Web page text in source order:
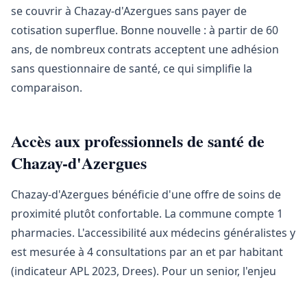
se couvrir à Chazay-d'Azergues sans payer de
cotisation superflue. Bonne nouvelle : à partir de 60
ans, de nombreux contrats acceptent une adhésion
sans questionnaire de santé, ce qui simplifie la
comparaison.
Accès aux professionnels de santé de
Chazay-d'Azergues
Chazay-d'Azergues bénéficie d'une offre de soins de
proximité plutôt confortable. La commune compte 1
pharmacies. L'accessibilité aux médecins généralistes y
est mesurée à 4 consultations par an et par habitant
(indicateur APL 2023, Drees). Pour un senior, l'enjeu